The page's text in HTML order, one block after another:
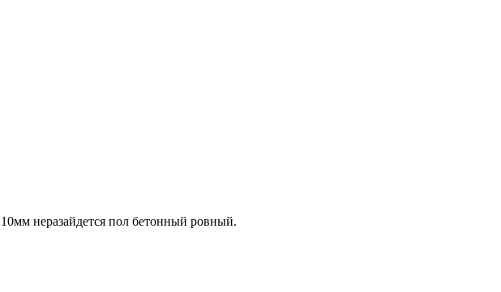
неразайдется пол бетонный ровный.